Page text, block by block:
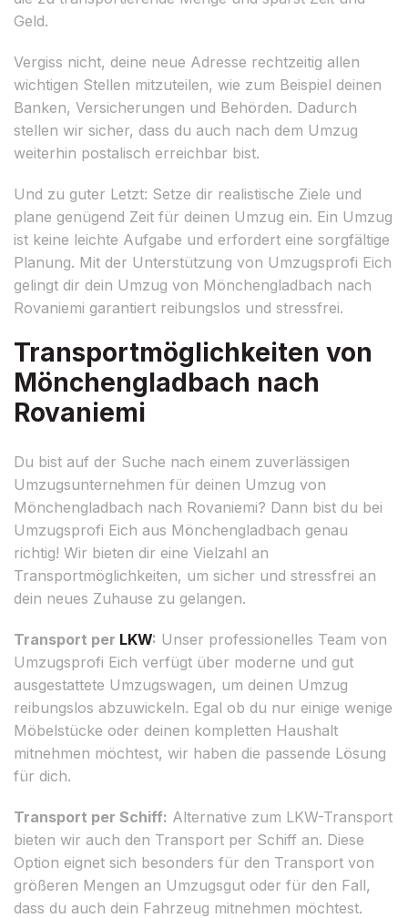
Geld.
Vergiss nicht, deine neue Adresse rechtzeitig allen
wichtigen Stellen mitzuteilen, wie zum Beispiel deinen
Banken, Versicherungen und Behörden. Dadurch
stellen wir sicher, dass du auch nach dem Umzug
weiterhin postalisch erreichbar bist.
Und zu guter Letzt: Setze dir realistische Ziele und
plane genügend Zeit für deinen Umzug ein. Ein Umzug
ist keine leichte Aufgabe und erfordert eine sorgfältige
Planung. Mit der Unterstützung von Umzugsprofi Eich
gelingt dir dein Umzug von Mönchengladbach nach
Rovaniemi garantiert reibungslos und stressfrei.
Transportmöglichkeiten von
Mönchengladbach nach
Rovaniemi
Du bist auf der Suche nach einem zuverlässigen
Umzugsunternehmen für deinen Umzug von
Mönchengladbach nach Rovaniemi? Dann bist du bei
Umzugsprofi Eich aus Mönchengladbach genau
richtig! Wir bieten dir eine Vielzahl an
Transportmöglichkeiten, um sicher und stressfrei an
dein neues Zuhause zu gelangen.
Transport per LKW: Unser professionelles Team von
Umzugsprofi Eich verfügt über moderne und gut
ausgestattete Umzugswagen, um deinen Umzug
reibungslos abzuwickeln. Egal ob du nur einige wenige
Möbelstücke oder deinen kompletten Haushalt
mitnehmen möchtest, wir haben die passende Lösung
für dich.
Transport per Schiff: Alternative zum LKW-Transport
bieten wir auch den Transport per Schiff an. Diese
Option eignet sich besonders für den Transport von
größeren Mengen an Umzugsgut oder für den Fall,
dass du auch dein Fahrzeug mitnehmen möchtest.